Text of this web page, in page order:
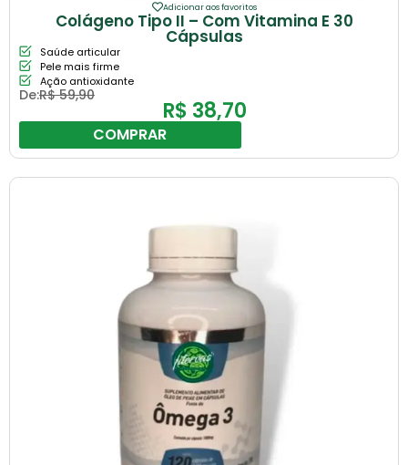
Adicionar aos favoritos
Colágeno Tipo II – Com Vitamina E 30
Cápsulas
Saúde articular
Pele mais firme
Ação antioxidante
De:R$59,90
R$ 38,70
COMPRAR